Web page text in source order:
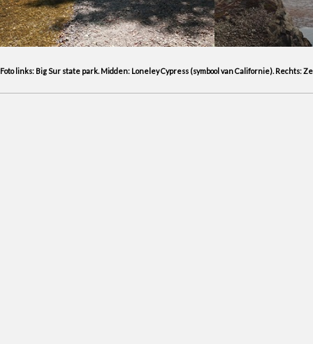
Foto links: Big Sur state park. Midden: Loneley Cypress (symbool van Californie). Rechts: